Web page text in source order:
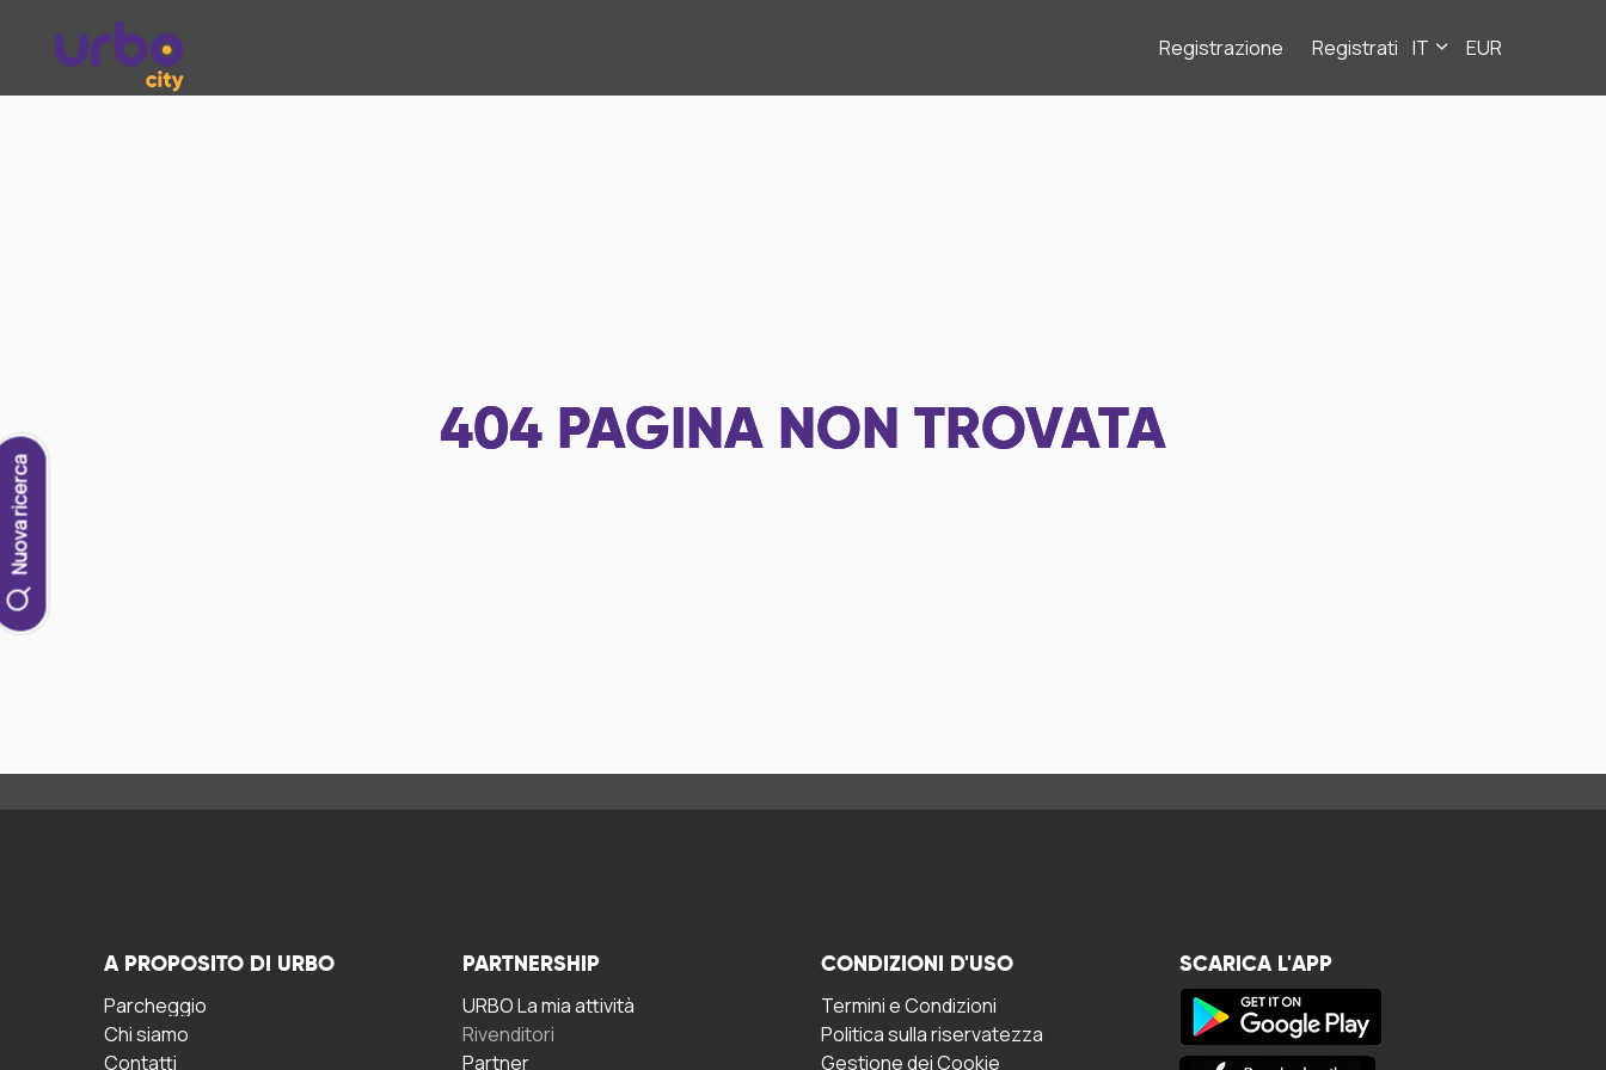
Registrazione Registrati IT EUR
Nuova ricerca
404 PAGINA NON TROVATA
A PROPOSITO DI URBO
Parcheggio
Chi siamo
Contatti
PARTNERSHIP
URBO La mia attività
Rivenditori
Partner
CONDIZIONI D'USO
Termini e Condizioni
Politica sulla riservatezza
Gestione dei Cookie
SCARICA L'APP